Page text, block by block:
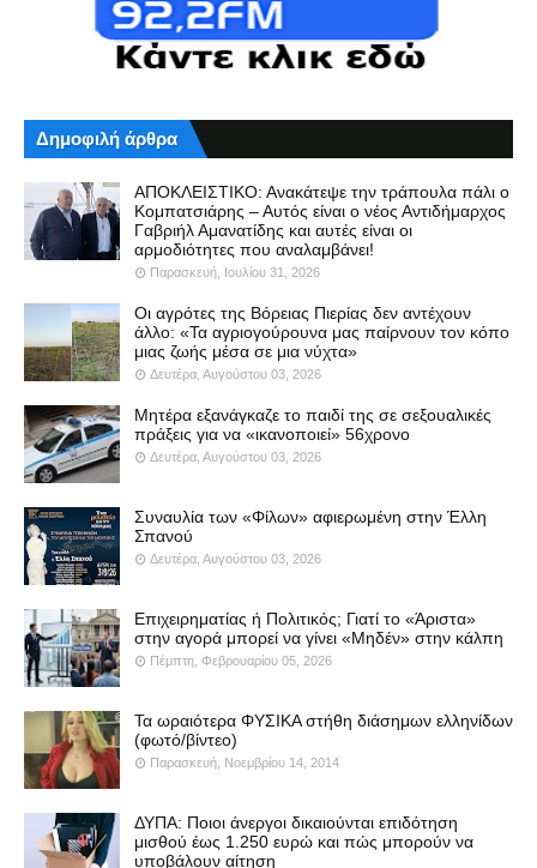
Δημοφιλή άρθρα
ΑΠΟΚΛΕΙΣΤΙΚΟ: Ανακάτεψε την τράπουλα πάλι ο
Κομπατσιάρης – Αυτός είναι ο νέος Αντιδήμαρχος
Γαβριήλ Αμανατίδης και αυτές είναι οι
αρμοδιότητες που αναλαμβάνει!
Παρασκευή, Ιουλίου 31, 2026
Οι αγρότες της Βόρειας Πιερίας δεν αντέχουν
άλλο: «Τα αγριογούρουνα μας παίρνουν τον κόπο
μιας ζωής μέσα σε μια νύχτα»
Δευτέρα, Αυγούστου 03, 2026
Μητέρα εξανάγκαζε το παιδί της σε σεξουαλικές
πράξεις για να «ικανοποιεί» 56χρονο
Δευτέρα, Αυγούστου 03, 2026
Συναυλία των «Φίλων» αφιερωμένη στην Έλλη
Σπανού
Δευτέρα, Αυγούστου 03, 2026
Επιχειρηματίας ή Πολιτικός; Γιατί το «Άριστα»
στην αγορά μπορεί να γίνει «Μηδέν» στην κάλπη
Πέμπτη, Φεβρουαρίου 05, 2026
Τα ωραιότερα ΦΥΣΙΚΑ στήθη διάσημων ελληνίδων
(φωτό/βίντεο)
Παρασκευή, Νοεμβρίου 14, 2014
ΔΥΠΑ: Ποιοι άνεργοι δικαιούνται επιδότηση
μισθού έως 1.250 ευρώ και πώς μπορούν να
υποβάλουν αίτηση